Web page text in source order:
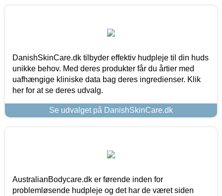
DanishSkinCare.dk tilbyder effektiv hudpleje til din huds
unikke behov. Med deres produkter får du årtier med
uafhængige kliniske data bag deres ingredienser. Klik
her for at se deres udvalg.
Se udvalget på DanishSkinCare.dk
AustralianBodycare.dk er førende inden for
problemløsende hudpleje og det har de været siden